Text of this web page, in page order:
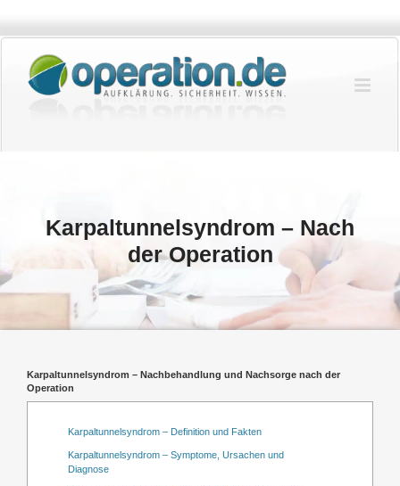
springen
Karpaltunnelsyndrom – Nach
der Operation
Karpaltunnelsyndrom – Nachbehandlung und Nachsorge nach der
Operation
Karpaltunnelsyndrom – Definition und Fakten
Karpaltunnelsyndrom – Symptome, Ursachen und
Diagnose